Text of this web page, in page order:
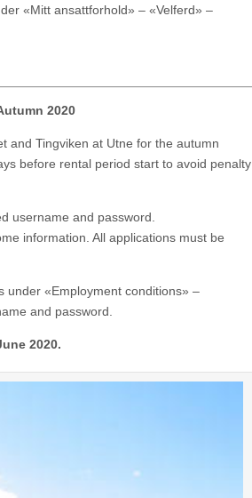
«Mitt ansattforhold» – «Velferd» –
2020
and Tingviken at Utne for the autumn
before rental period start to avoid penalty
username and password.
information. All applications must be
under «Employment conditions» –
and password.
2020.